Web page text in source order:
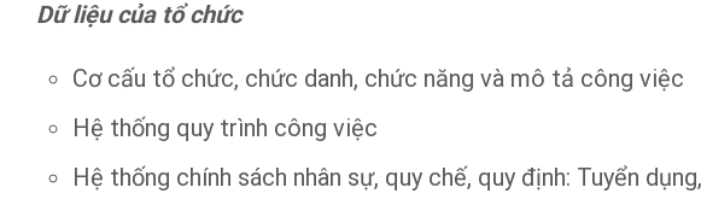
Dữ liệu của tổ chức
Cơ cấu tổ chức, chức danh, chức năng và mô tả công việc
Hệ thống quy trình công việc
Hệ thống chính sách nhân sự, quy chế, quy định: Tuyển